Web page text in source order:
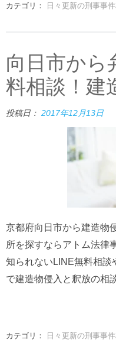
カテゴリ： 日々更新の刑事事
向日市から
料相談！建
投稿日： 2017年12月13日
京都府向日市から建造物
所を探すならアトム法律
知られないLINE無料相談
で建造物侵入と釈放の相
カテゴリ： 日々更新の刑事事